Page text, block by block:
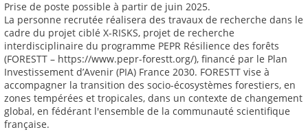
Prise de poste possible à partir de juin 2025.
La personne recrutée réalisera des travaux de recherche dans le
cadre du projet ciblé X-RISKS, projet de recherche
interdisciplinaire du programme PEPR Résilience des forêts
(FORESTT – https://www.pepr-forestt.org/), financé par le Plan
Investissement d’Avenir (PIA) France 2030. FORESTT vise à
accompagner la transition des socio-écosystèmes forestiers, en
zones tempérées et tropicales, dans un contexte de changement
global, en fédérant l'ensemble de la communauté scientifique
française.